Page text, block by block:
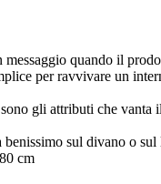
quando il
per ravvivare un
sono gli attributi che vanta
benissimo sul divano o
cm